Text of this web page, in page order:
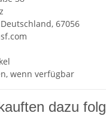
67056
wenn verfügbar
dazu